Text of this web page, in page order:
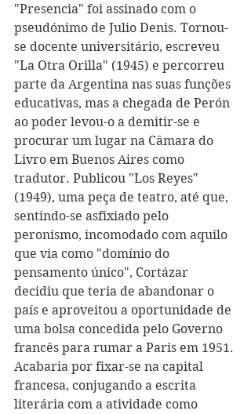
"Presencia" foi assinado com o
pseudónimo de Julio Denis. Tornou-
se docente universitário, escreveu
"La Otra Orilla" (1945) e percorreu
parte da Argentina nas suas funções
educativas, mas a chegada de Perón
ao poder levou-o a demitir-se e
procurar um lugar na Câmara do
Livro em Buenos Aires como
tradutor. Publicou "Los Reyes"
(1949), uma peça de teatro, até que,
sentindo-se asfixiado pelo
peronismo, incomodado com aquilo
que via como "domínio do
pensamento único", Cortázar
decidiu que teria de abandonar o
país e aproveitou a oportunidade de
uma bolsa concedida pelo Governo
francês para rumar a Paris em 1951.
Acabaria por fixar-se na capital
francesa, conjugando a escrita
literária com a atividade como